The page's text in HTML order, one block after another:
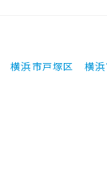
横浜市戸塚区
横